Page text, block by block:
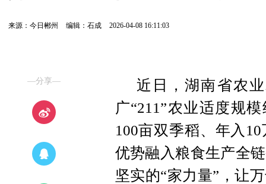
来源：今日郴州 编辑：石成 2026-04-08 16:11:03
—分享—
近日，湖南省农
广“211”农业适度规
100亩双季稻、年入
优势融入粮食生产全
坚实的“家力量”，让